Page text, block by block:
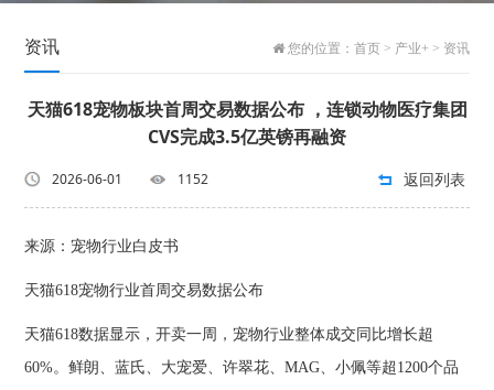
资讯 您的位置： 首页> 产业+ > 资讯
天猫618宠物板块首周交易数据公布 ，连锁动物医疗集团
CVS完成3.5亿英镑再融资
2026-06-01 1152 返回列表
来源：宠物行业白皮书
天猫618宠物行业首周交易数据公布
天猫618数据显示，开卖一周，宠物行业整体成交同比增长超
60%。鲜朗、蓝氏、大宠爱、许翠花、MAG、小佩等超1200个品